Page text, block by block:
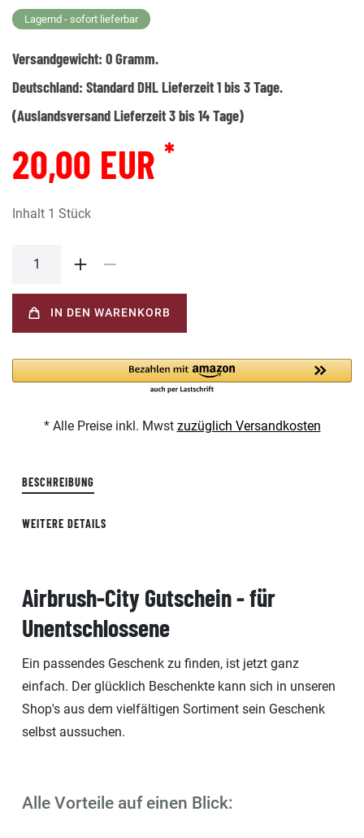
Lagernd - sofort lieferbar
Versandgewicht: 0Gramm.
Deutschland: Standard DHL Lieferzeit 1 bis 3 Tage.
(Auslandsversand Lieferzeit 3 bis 14 Tage)
20,00 EUR *
Inhalt 1 Stück
IN DEN WARENKORB
* Alle Preise inkl. Mwst zuzüglich Versandkosten
BESCHREIBUNG
WEITERE DETAILS
Airbrush-City Gutschein - für
Unentschlossene
Ein passendes Geschenk zu finden, ist jetzt ganz
einfach. Der glücklich Beschenkte kann sich in unseren
Shop's aus dem vielfältigen Sortiment sein Geschenk
selbst aussuchen.
Alle Vorteile auf einen Blick: